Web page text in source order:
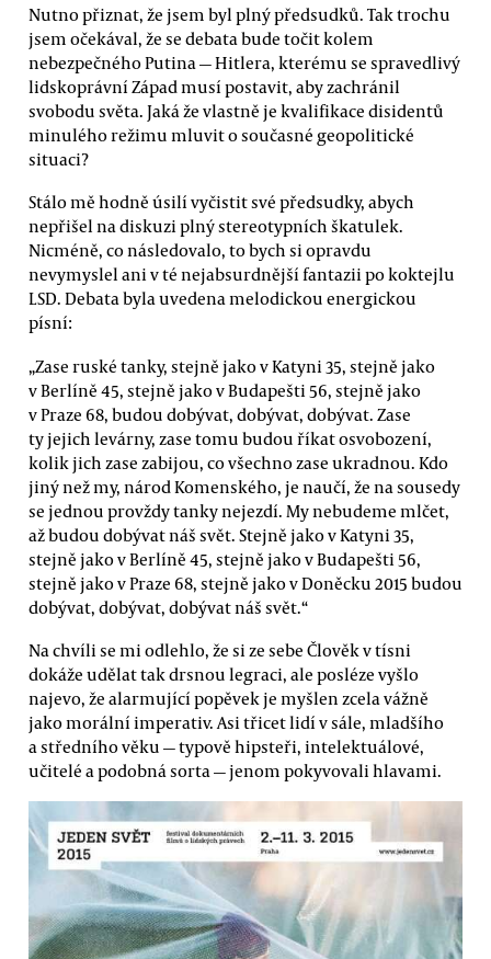
Nutno přiznat, že jsem byl plný předsudků. Tak trochu
jsem očekával, že se debata bude točit kolem
nebezpečného Putina — Hitlera, kterému se spravedlivý
lidskoprávní Západ musí postavit, aby zachránil
svobodu světa. Jaká že vlastně je kvalifikace disidentů
minulého režimu mluvit o současné geopolitické
situaci?
Stálo mě hodně úsilí vyčistit své předsudky, abych
nepřišel na diskuzi plný stereotypních škatulek.
Nicméně, co následovalo, to bych si opravdu
nevymyslel ani v té nejabsurdnější fantazii po koktejlu
LSD. Debata byla uvedena melodickou energickou
písní:
„Zase ruské tanky, stejně jako v Katyni 35, stejně jako
v Berlíně 45, stejně jako v Budapešti 56, stejně jako
v Praze 68, budou dobývat, dobývat, dobývat. Zase
ty jejich levárny, zase tomu budou říkat osvobození,
kolik jich zase zabijou, co všechno zase ukradnou. Kdo
jiný než my, národ Komenského, je naučí, že na sousedy
se jednou provždy tanky nejezdí. My nebudeme mlčet,
až budou dobývat náš svět. Stejně jako v Katyni 35,
stejně jako v Berlíně 45, stejně jako v Budapešti 56,
stejně jako v Praze 68, stejně jako v Doněcku 2015 budou
dobývat, dobývat, dobývat náš svět.“
Na chvíli se mi odlehlo, že si ze sebe Člověk v tísni
dokáže udělat tak drsnou legraci, ale posléze vyšlo
najevo, že alarmující popěvek je myšlen zcela vážně
jako morální imperativ. Asi třicet lidí v sále, mladšího
a středního věku — typově hipsteři, intelektuálové,
učitelé a podobná sorta — jenom pokyvovali hlavami.